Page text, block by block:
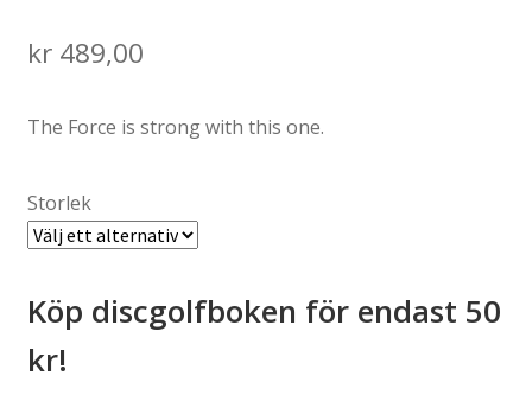
kr489,00
The Force is strong with this one.
Storlek
Köp discgolfboken för endast 50
kr!